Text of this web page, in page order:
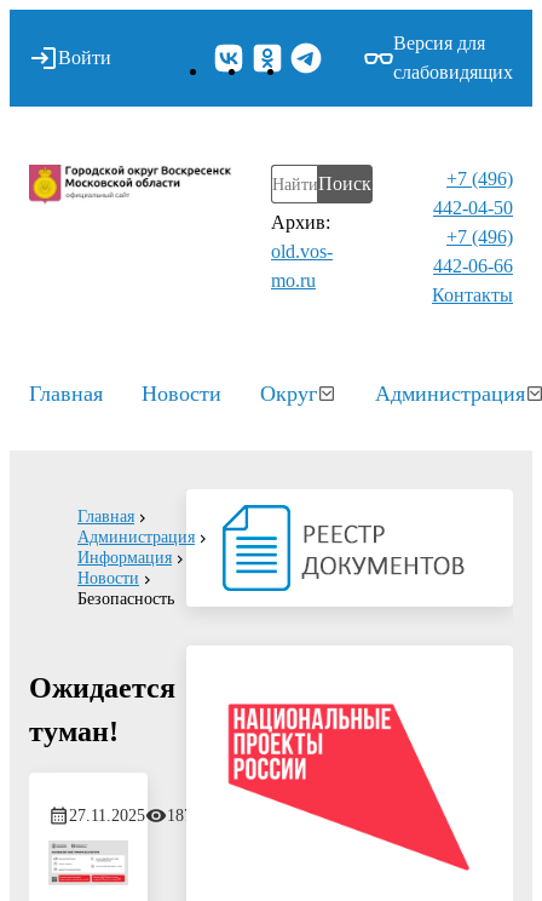
Войти
Версия для
слабовидящих
Поиск
Архив:
old.vos-
mo.ru
+7 (496)
442-04-50
+7 (496)
442-06-66
Контакты⁠
Главная Новости Округ Администрация
Главная
Администрация
Информация
Новости
Безопасность
Ожидается
туман!
27.11.2025 187